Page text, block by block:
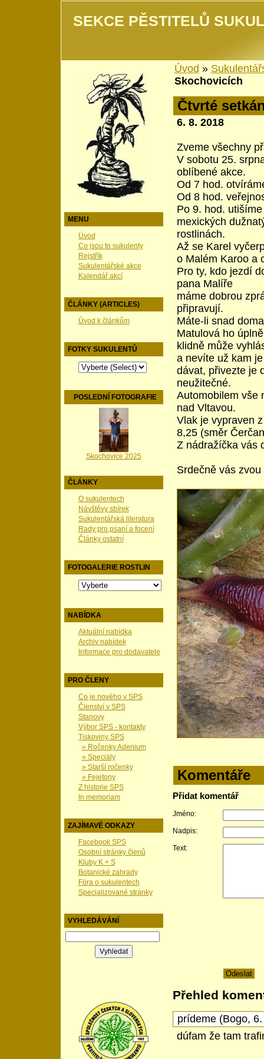
SEKCE PĚSTITELŮ
MENU
Úvod
Co jsou to sukulenty
Rejstřík
Sukulentářské akce
Kalendář akcí
ČLÁNKY (ARTICLES)
Úvod k článkům
FOTKY SUKULENTŮ
POSLEDNÍ FOTOGRAFIE
Skochovice 2025
ČLÁNKY
O sukulentech
Návštěvy sbírek
Sukulentářská literatura
Rady pro psaní a focení
Články ostatní
FOTOGALERIE ROSTLIN
NABÍDKA
Aktuální nabídka
Archiv nabídek
Informace pro dodavatele
PRO ČLENY
Co je nového v SPS
Členství v SPS
Stanovy
Výbor SPS - kontakty
Tiskoviny SPS
» Ročenky Adenium
» Speciály
» Starší ročenky
» Fejetony
Z historie SPS
In memoriam
ZAJÍMAVÉ ODKAZY
Facebook SPS
Osobní stránky členů
Kluby K + S
Botanické zahrady
Fóra o sukulentech
Specializované stránky
VYHLEDÁVÁNÍ
Úvod »
Skochovicích
Čtvrté
6. 8. 2018
Zveme všechny
V sobotu 25.
oblíbené akce.
Od 7 hod.
Od 8 hod.
Po 9. hod.
mexických
rostlinách.
Až se Karel
o Malém Karoo a
Pro ty, kdo jezdí
pana Malíře
máme dobrou
připravují.
Máte-li snad
Matulová ho úplně
klidně může
a nevíte už kam je
dávat, přivezte je
neužitečné.
Automobilem vše
nad Vltavou.
Vlak je vypraven
8,25 (směr
Z nádražíčka vás
Srdečně vás
Komentáře
Přidat komentář
Jméno:
Nadpis:
Text:
Přehled
prídeme (Bogo,
dúfam že tam